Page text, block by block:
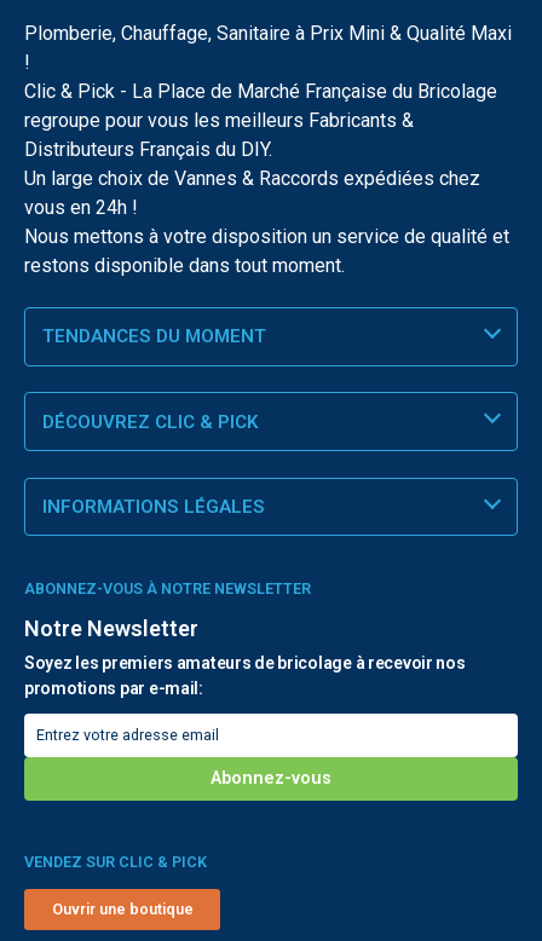
Plomberie, Chauffage, Sanitaire à Prix Mini & Qualité Maxi
!
Clic & Pick - La Place de Marché Française du Bricolage
regroupe pour vous les meilleurs Fabricants &
Distributeurs Français du DIY.
Un large choix de Vannes & Raccords expédiées chez
vous en 24h !
Nous mettons à votre disposition un service de qualité et
restons disponible dans tout moment.
TENDANCES DU MOMENT
DÉCOUVREZ CLIC & PICK
INFORMATIONS LÉGALES
ABONNEZ-VOUS À NOTRE NEWSLETTER
Notre Newsletter
Soyez les premiers amateurs de bricolage à recevoir nos
promotions par e-mail:
VENDEZ SUR CLIC & PICK
Ouvrir une boutique